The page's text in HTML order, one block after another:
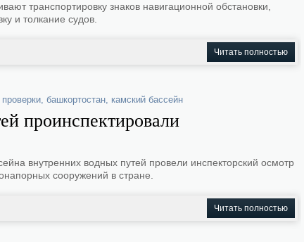
транспортировку знаков навигационной обстановки,
и толкание судов.
Читать полностью
проверки, башкортостан, камский бассейн
проинспектировали
внутренних водных путей провели инспекторский осмотр
сооружений в стране.
Читать полностью